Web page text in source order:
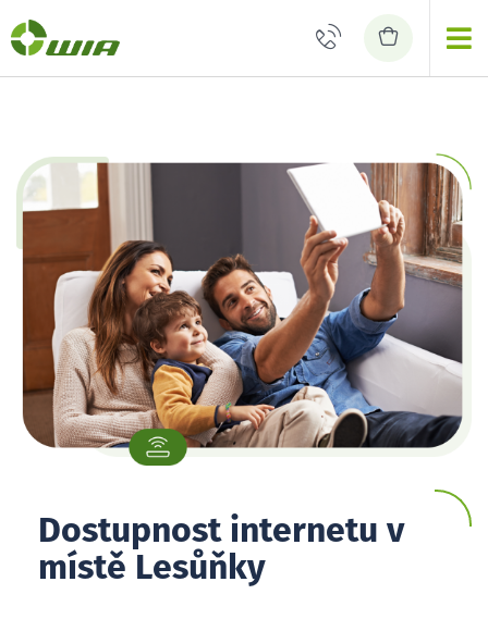
Dostupnost internetu v
místě Lesůňky